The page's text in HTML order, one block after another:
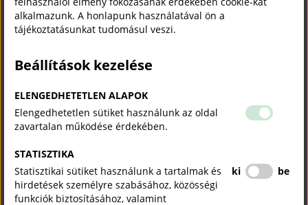
ZALACO SÜTŐIPARI ZRT. -
ZALAEGERSZEG
Csomagolóanyagok (karton, fólia, papír)
JELENTKEZÉSI HATÁRIDŐ: 2026. JÚNIUS
8. (HÉTFŐ) 12:00
alkalmazunk. A honlapunk használatával ön a
tájékoztatásunkat tudomásul veszi.
Beállítások kezelése
ELENGEDHETETLEN ALAPOK
Elengedhetetlen sütiket használunk az oldal
zavartalan működése érdekében.
STATISZTIKA
Statisztikai sütiket használunk a tartalmak és
hirdetések személyre szabásához, közösségi
funkciók biztosításához, valamint
ki be